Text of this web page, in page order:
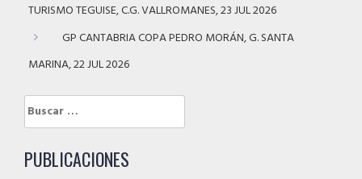
TURISMO TEGUISE, C.G. VALLROMANES, 23 JUL 2026
GP CANTABRIA COPA PEDRO MORÁN, G. SANTA
MARINA, 22 JUL 2026
Buscar:
PUBLICACIONES